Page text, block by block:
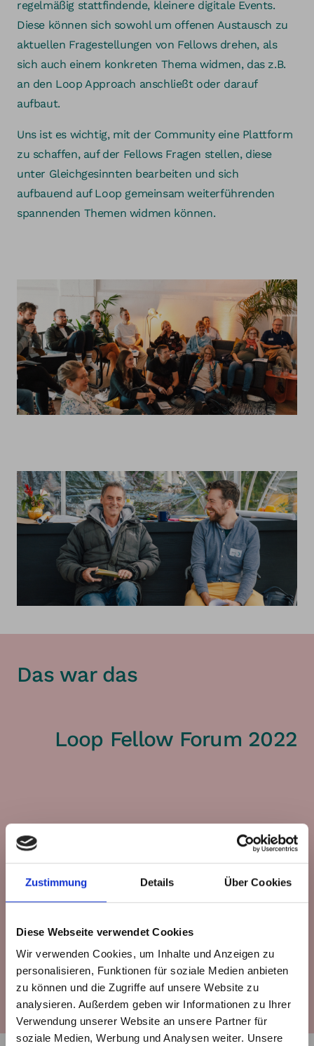
Zustimmung Details Über Cookies
Diese Webseite verwendet Cookies
Wir verwenden Cookies, um Inhalte und Anzeigen zu
personalisieren, Funktionen für soziale Medien anbieten
zu können und die Zugriffe auf unsere Website zu
analysieren. Außerdem geben wir Informationen zu Ihrer
Verwendung unserer Website an unsere Partner für
soziale Medien, Werbung und Analysen weiter. Unsere
regelmäßig stattfindende, kleinere digitale Events.
Diese können sich sowohl um offenen Austausch zu
aktuellen Fragestellungen von Fellows drehen, als
sich auch einem konkreten Thema widmen, das z.B.
an den Loop Approach anschließt oder darauf
aufbaut.
Uns ist es wichtig, mit der Community eine Plattform
zu schaffen, auf der Fellows Fragen stellen, diese
unter Gleichgesinnten bearbeiten und sich
aufbauend auf Loop gemeinsam weiterführenden
spannenden Themen widmen können.
Das war das
Loop Fellow Forum 2022
Please accept statistic cookies to view video